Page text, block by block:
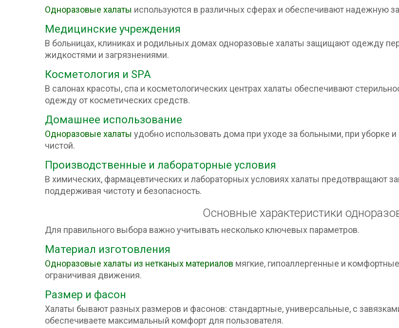
Одноразовые халаты используются в различных сферах и обеспечивают надежную
Медицинские учреждения
В больницах, клиниках и родильных домах одноразовые халаты защищают одежду
жидкостями и загрязнениями.
Косметология и SPA
В салонах красоты, спа и косметологических центрах халаты обеспечивают
одежду от косметических средств.
Домашнее использование
Одноразовые халаты удобно использовать дома при уходе за больными, при уборке
чистой.
Производственные и лабораторные условия
В химических, фармацевтических и лабораторных условиях халаты предотвращают
поддерживая чистоту и безопасность.
Основные характеристики
Для правильного выбора важно учитывать несколько ключевых параметров.
Материал изготовления
Одноразовые халаты из нетканых материалов мягкие, гипоаллергенные и
ограничивая движения.
Размер и фасон
Халаты бывают разных размеров и фасонов: стандартные, универсальные, с
обеспечиваете максимальный комфорт для пользователя.